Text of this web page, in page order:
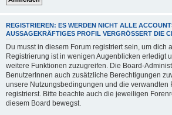
REGISTRIEREN: ES WERDEN NICHT ALLE
AUSSAGEKRÄFTIGES PROFIL VERGRÖSSERT DIE
Du musst in diesem Forum registriert sein, um dich
Registrierung ist in wenigen Augenblicken erledigt
weitere Funktionen zuzugreifen. Die Board-
BenutzerInnen auch zusätzliche Berechtigungen
unsere Nutzungsbedingungen und die verwandten
registrierst. Bitte beachte auch die jeweiligen
diesem Board bewegst.